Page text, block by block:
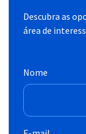
Descubra as
área de
Nome